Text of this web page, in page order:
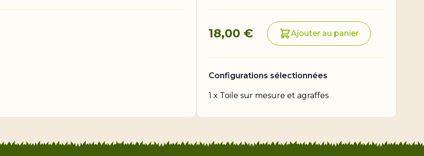
Prix final du produit
18,00 € Ajouter au panier
Configurations sélectionnées
1 x Toile sur mesure et agraffes